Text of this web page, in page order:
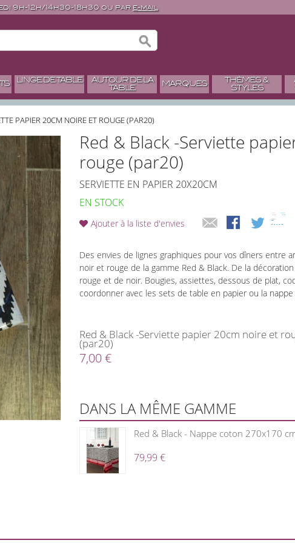
9h-12h/14h30-18h30 ou par e-mail
LINGE DE TABLE
AUTOUR DE LA
TABLE
MARQUES
THÈMES &
STYLES
PAPIER 20CM NOIRE ET ROUGE (PAR20)
Red & Black -Serviette
rouge (par20)
SERVIETTE EN PAPIER 20X20CM
EN STOCK
Ajouter à la liste d'envies
Des envies de lignes graphiques pour vos dîners entre
noir et rouge de la gamme Red & Black. De la
rouge et de noir. Bougies, assiettes, dessous de plat,
coordonner avec les sets de table en papier ou la
Red & Black -Serviette papier 20cm noire et
(par20)
7,00 €
DANS LA MÊME GAMME
Red & Black - Nappe coton 270x170
79,99 €